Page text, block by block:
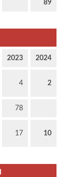
89
2023 2024
4 2
78
17 10